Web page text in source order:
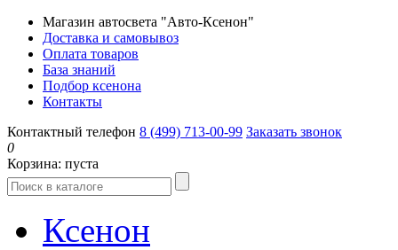
Магазин автосвета "Авто-Ксенон"
Доставка и самовывоз
Оплата товаров
База знаний
Подбор ксенона
Контакты
Контактный телефон 8 (499) 713-00-99 Заказать звонок
0
Корзина: пуста
Ксенон